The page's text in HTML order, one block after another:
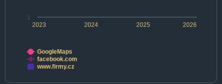
2024 2026
2023 2025
1
GoogleMaps
facebook.com
www.firmy.cz